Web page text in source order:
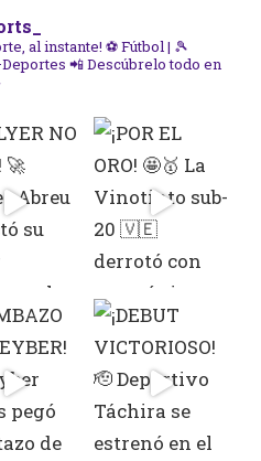
al instante! ⚽ Fútbol | 🎾
📲 Descúbrelo todo en